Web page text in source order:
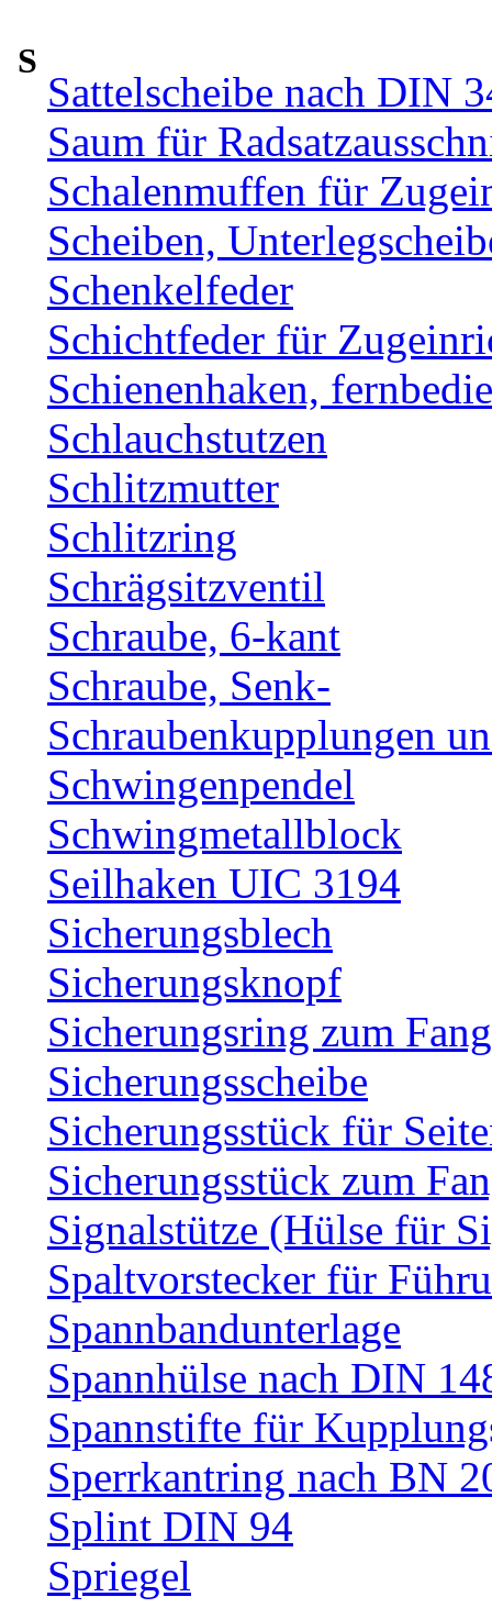
S
Sattelscheibe nach DIN
Saum für
Schalenmuffen für
Scheiben,
Schenkelfeder
Schichtfeder für
Schienenhaken,
Schlauchstutzen
Schlitzmutter
Schlitzring
Schrägsitzventil
Schraube, 6-kant
Schraube, Senk-
Schraubenkupplungen
Schwingenpendel
Schwingmetallblock
Seilhaken UIC 3194
Sicherungsblech
Sicherungsknopf
Sicherungsring zum
Sicherungsscheibe
Sicherungsstück für
Sicherungsstück zum
Signalstütze (Hülse für
Spaltvorstecker für
Spannbandunterlage
Spannhülse nach DIN
Spannstifte für
Sperrkantring nach BN
Splint DIN 94
Spriegel